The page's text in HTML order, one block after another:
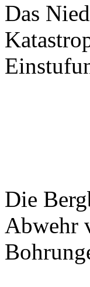
Das
Die
Abwehr